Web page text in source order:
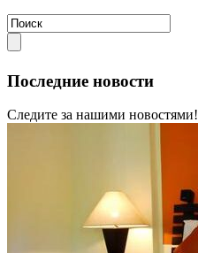
Последние новости
Следите за нашими новостями!